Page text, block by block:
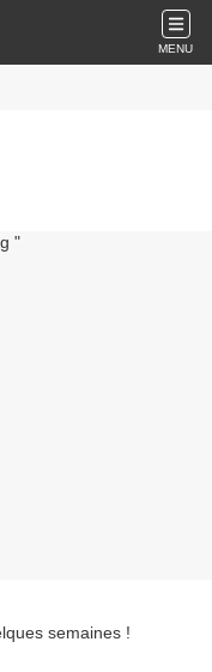
MENU
semaines !